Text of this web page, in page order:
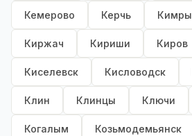
Кемерово Керчь Кимры
Киржач Кириши Киров
Киселевск Кисловодск
Клин Клинцы Ключи
Когалым Козьмодемьянск